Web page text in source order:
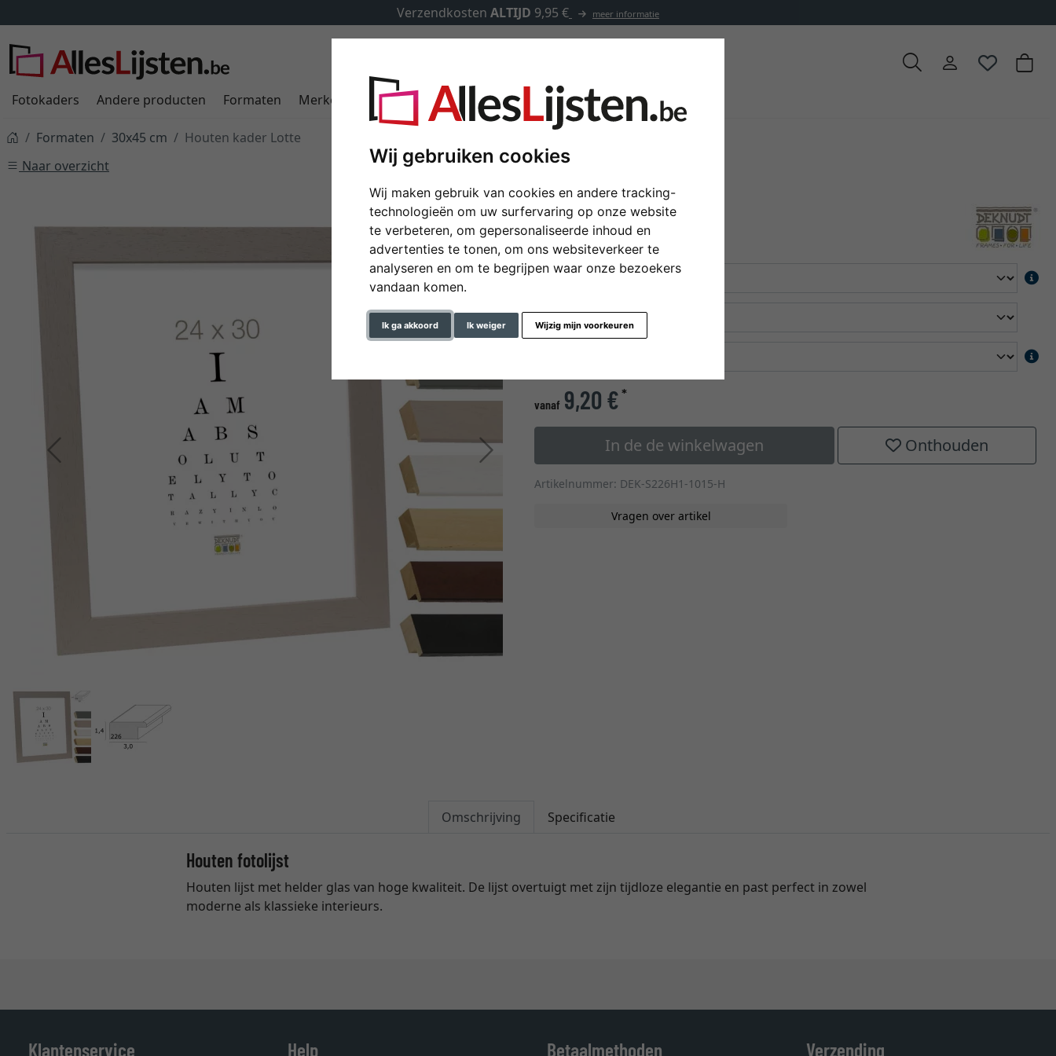
Wij gebruiken cookies
Wij maken gebruik van cookies en andere tracking-
technologieën om uw surfervaring op onze website
te verbeteren, om gepersonaliseerde inhoud en
advertenties te tonen, om ons websiteverkeer te
analyseren en om te begrijpen waar onze bezoekers
vandaan komen.
Ik ga akkoord Ik weiger Wijzig mijn voorkeuren
Verzendkosten ALTIJD 9,95 € meer informatie
Fotokaders Andere producten Formaten Merken Kaders op maat Passe-partouts Toebehoren
Formaten 30x45 cm
Houten kader Lotte
Naar overzicht
Terug Verder
Houten kader Lotte
formaat
kleur
vanaf 9,20 €*
In de de winkelwagen Onthouden
Artikelnummer: DEK-S226H1-1015-H
Vragen over artikel
Omschrijving Specificatie
Houten fotolijst
Houten lijst met helder glas van hoge kwaliteit. De lijst overtuigt met zijn tijdloze elegantie en past perfect in zowel
moderne als klassieke interieurs.
Klantenservice Help Betaalmethoden Verzending